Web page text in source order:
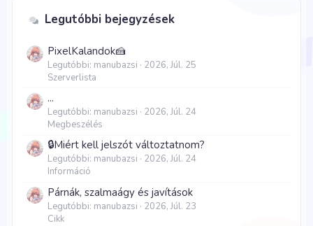
Legutóbbi bejegyzések
PixelKalandok🍰
Legutóbbi: manubazsi
2026, Júl. 25
Szerverlista
...
Legutóbbi: manubazsi
2026, Júl. 24
Megbeszélés
🔒Miért kell jelszót változtatnom?
Legutóbbi: manubazsi
2026, Júl. 24
Információ
Párnák, szalmaágy és javítások
Legutóbbi: manubazsi
2026, Júl. 23
Cikk